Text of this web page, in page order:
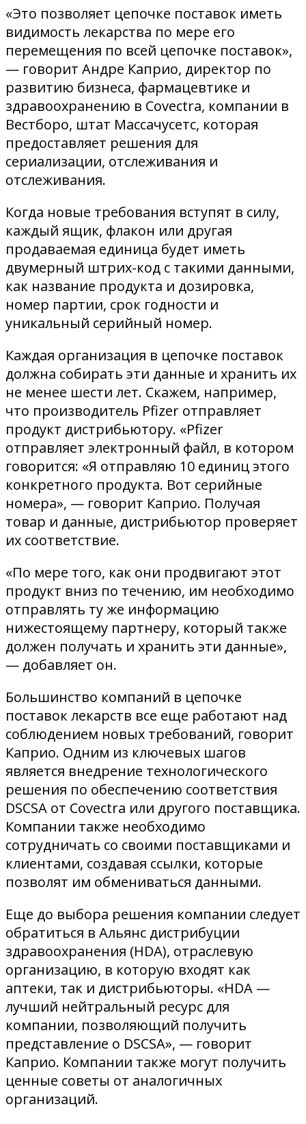
«Это позволяет цепочке поставок иметь
видимость лекарства по мере его
перемещения по всей цепочке поставок»,
— говорит Андре Каприо, директор по
развитию бизнеса, фармацевтике и
здравоохранению в Covectra, компании в
Вестборо, штат Массачусетс, которая
предоставляет решения для
сериализации, отслеживания и
отслеживания.
Когда новые требования вступят в силу,
каждый ящик, флакон или другая
продаваемая единица будет иметь
двумерный штрих-код с такими данными,
как название продукта и дозировка,
номер партии, срок годности и
уникальный серийный номер.
Каждая организация в цепочке поставок
должна собирать эти данные и хранить их
не менее шести лет. Скажем, например,
что производитель Pfizer отправляет
продукт дистрибьютору. «Pfizer
отправляет электронный файл, в котором
говорится: «Я отправляю 10 единиц этого
конкретного продукта. Вот серийные
номера», — говорит Каприо. Получая
товар и данные, дистрибьютор проверяет
их соответствие.
«По мере того, как они продвигают этот
продукт вниз по течению, им необходимо
отправлять ту же информацию
нижестоящему партнеру, который также
должен получать и хранить эти данные»,
— добавляет он.
Большинство компаний в цепочке
поставок лекарств все еще работают над
соблюдением новых требований, говорит
Каприо. Одним из ключевых шагов
является внедрение технологического
решения по обеспечению соответствия
DSCSA от Covectra или другого поставщика.
Компании также необходимо
сотрудничать со своими поставщиками и
клиентами, создавая ссылки, которые
позволят им обмениваться данными.
Еще до выбора решения компании следует
обратиться в Альянс дистрибуции
здравоохранения (HDA), отраслевую
организацию, в которую входят как
аптеки, так и дистрибьюторы. «HDA —
лучший нейтральный ресурс для
компании, позволяющий получить
представление о DSCSA», — говорит
Каприо. Компании также могут получить
ценные советы от аналогичных
организаций.